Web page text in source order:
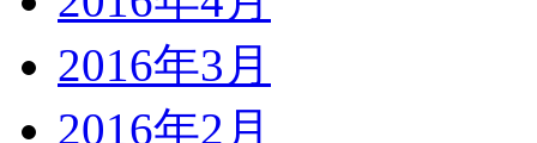
2016年3月
2016年2月